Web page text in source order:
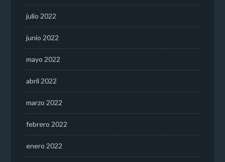
julio 2022
junio 2022
mayo 2022
abril 2022
marzo 2022
febrero 2022
enero 2022